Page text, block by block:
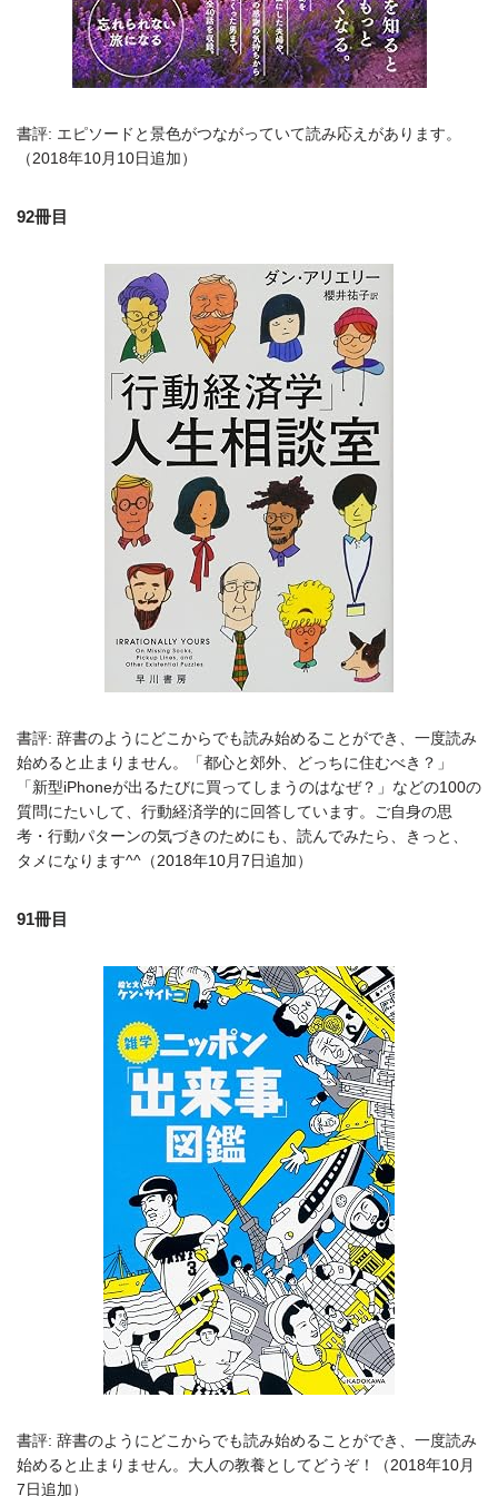
書評: エピソードと景色がつながっていて読み応えがあります。
（2018年10月10日追加）
92冊目
書評: 辞書のようにどこからでも読み始めることができ、一度読み
始めると止まりません。「都心と郊外、どっちに住むべき？」
「新型iPhoneが出るたびに買ってしまうのはなぜ？」などの100の
質問にたいして、行動経済学的に回答しています。ご自身の思
考・行動パターンの気づきのためにも、読んでみたら、きっと、
タメになります^^（2018年10月7日追加）
91冊目
書評: 辞書のようにどこからでも読み始めることができ、一度読み
始めると止まりません。大人の教養としてどうぞ！（2018年10月
7日追加）